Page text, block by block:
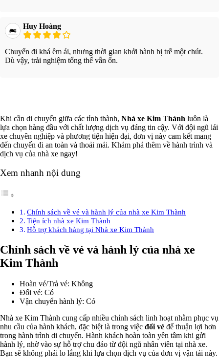
Huy Hoàng
Chuyến đi khá êm ái, nhưng thời gian khởi hành bị trễ một chút.
Dù vậy, trải nghiệm tổng thể vẫn ổn.
Khi cần di chuyển giữa các tỉnh thành, Nhà xe Kim Thành luôn là
lựa chọn hàng đầu với chất lượng dịch vụ đáng tin cậy. Với đội ngũ lái
xe chuyên nghiệp và phương tiện hiện đại, đơn vị này cam kết mang
đến chuyến đi an toàn và thoải mái. Khám phá thêm về hành trình và
dịch vụ của nhà xe ngay!
Xem nhanh nội dung
Chính sách về vé và hành lý của nhà xe Kim Thành
Tiện ích nhà xe Kim Thành
Hỗ trợ khách hàng tại Nhà xe Kim Thành
Chính sách về vé và hành lý của nhà xe
Kim Thành
Hoàn vé/Trả vé: Không
Đổi vé: Có
Vận chuyển hành lý: Có
Nhà xe Kim Thành cung cấp nhiều chính sách linh hoạt nhằm phục vụ
nhu cầu của hành khách, đặc biệt là trong việc đổi vé để thuận lợi hơn
trong hành trình di chuyển. Hành khách hoàn toàn yên tâm khi gửi
hành lý, nhờ vào sự hỗ trợ chu đáo từ đội ngũ nhân viên tại nhà xe.
Bạn sẽ không phải lo lắng khi lựa chọn dịch vụ của đơn vị vận tải này.